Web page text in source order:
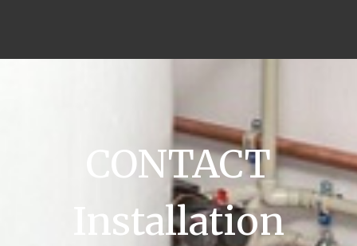
CONTACT
Installation